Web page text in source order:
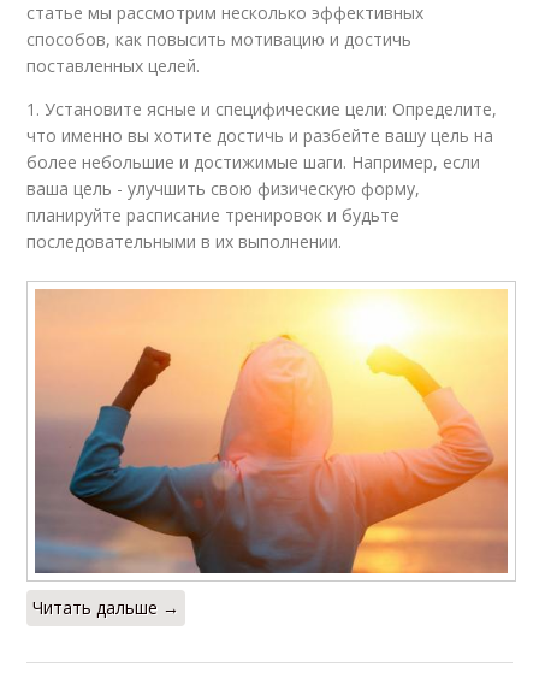
статье мы рассмотрим несколько эффективных
способов, как повысить мотивацию и достичь
поставленных целей.
1. Установите ясные и специфические цели: Определите,
что именно вы хотите достичь и разбейте вашу цель на
более небольшие и достижимые шаги. Например, если
ваша цель - улучшить свою физическую форму,
планируйте расписание тренировок и будьте
последовательными в их выполнении.
Читать дальше →